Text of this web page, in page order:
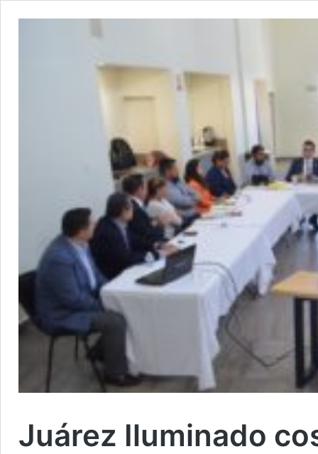
Juárez Iluminado